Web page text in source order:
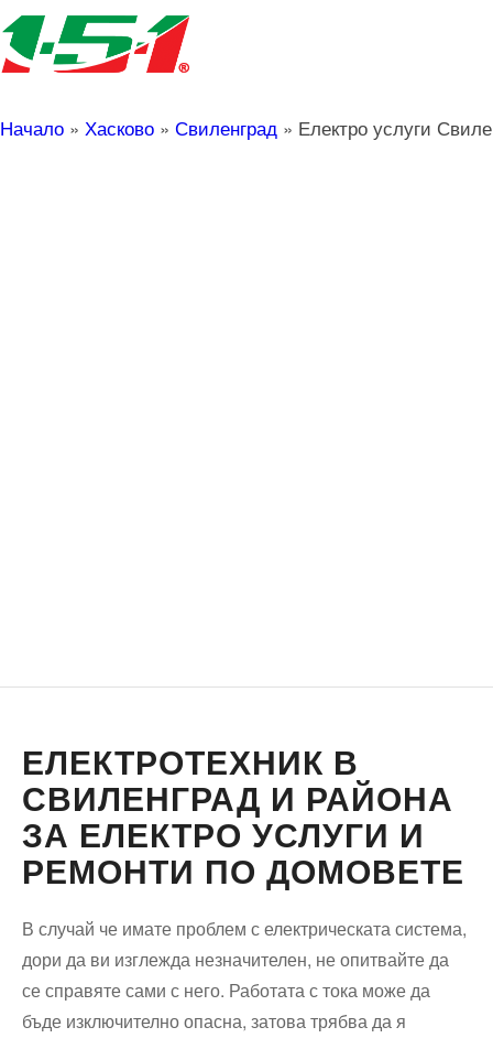
Начало » Хасково » Свиленград » Електро услуги
ЕЛЕКТРОТЕХНИК В
СВИЛЕНГРАД И РАЙОНА
ЗА ЕЛЕКТРО УСЛУГИ И
РЕМОНТИ ПО ДОМОВЕТЕ
В случай че имате проблем с електрическата система,
дори да ви изглежда незначителен, не опитвайте да
се справяте сами с него. Работата с тока може да
бъде изключително опасна, затова трябва да я